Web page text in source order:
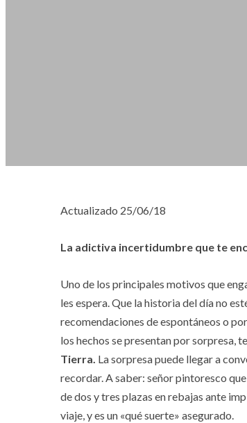
Actualizado 25/06/18
La adictiva incertidumbre que te
Uno de los principales motivos que
les espera. Que la historia del día no
recomendaciones de espontáneos o
los hechos se presentan por sorpresa,
Tierra. La sorpresa puede llegar a
recordar. A saber: señor pintoresco
de dos y tres plazas en rebajas ante
viaje, y es un «qué suerte» asegurado.